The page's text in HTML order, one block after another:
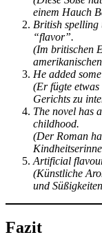
einem Hauch
British spelling
“flavor”.
(Im britischen
He added
(Er fügte
Gerichts zu
The novel has
childhood.
(Der Roman
Artificial
(Künstliche
und
Fazit